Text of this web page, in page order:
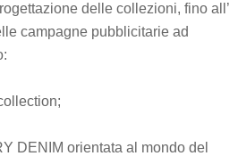
delle collezioni, fino all’
campagne pubblicitarie ad
DENIM orientata al mondo del